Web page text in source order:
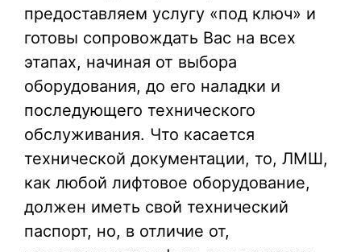
предоставляем услугу «под ключ» и
готовы сопровождать Вас на всех
этапах, начиная от выбора
оборудования, до его наладки и
последующего технического
обслуживания. Что касается
технической документации, то, ЛМШ,
как любой лифтовое оборудование,
должен иметь свой технический
паспорт, но, в отличие от,